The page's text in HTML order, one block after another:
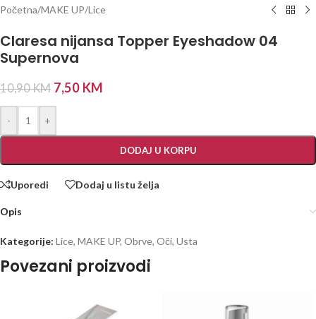
Početna/MAKE UP/Lice
Claresa nijansa Topper Eyeshadow 04
Supernova
10,90KM 7,50 KM
- +
DODAJ U KORPU
Uporedi Dodaj u listu želja
Opis
Kategorije: Lice, MAKE UP, Obrve, Oči, Usta
Povezani proizvodi